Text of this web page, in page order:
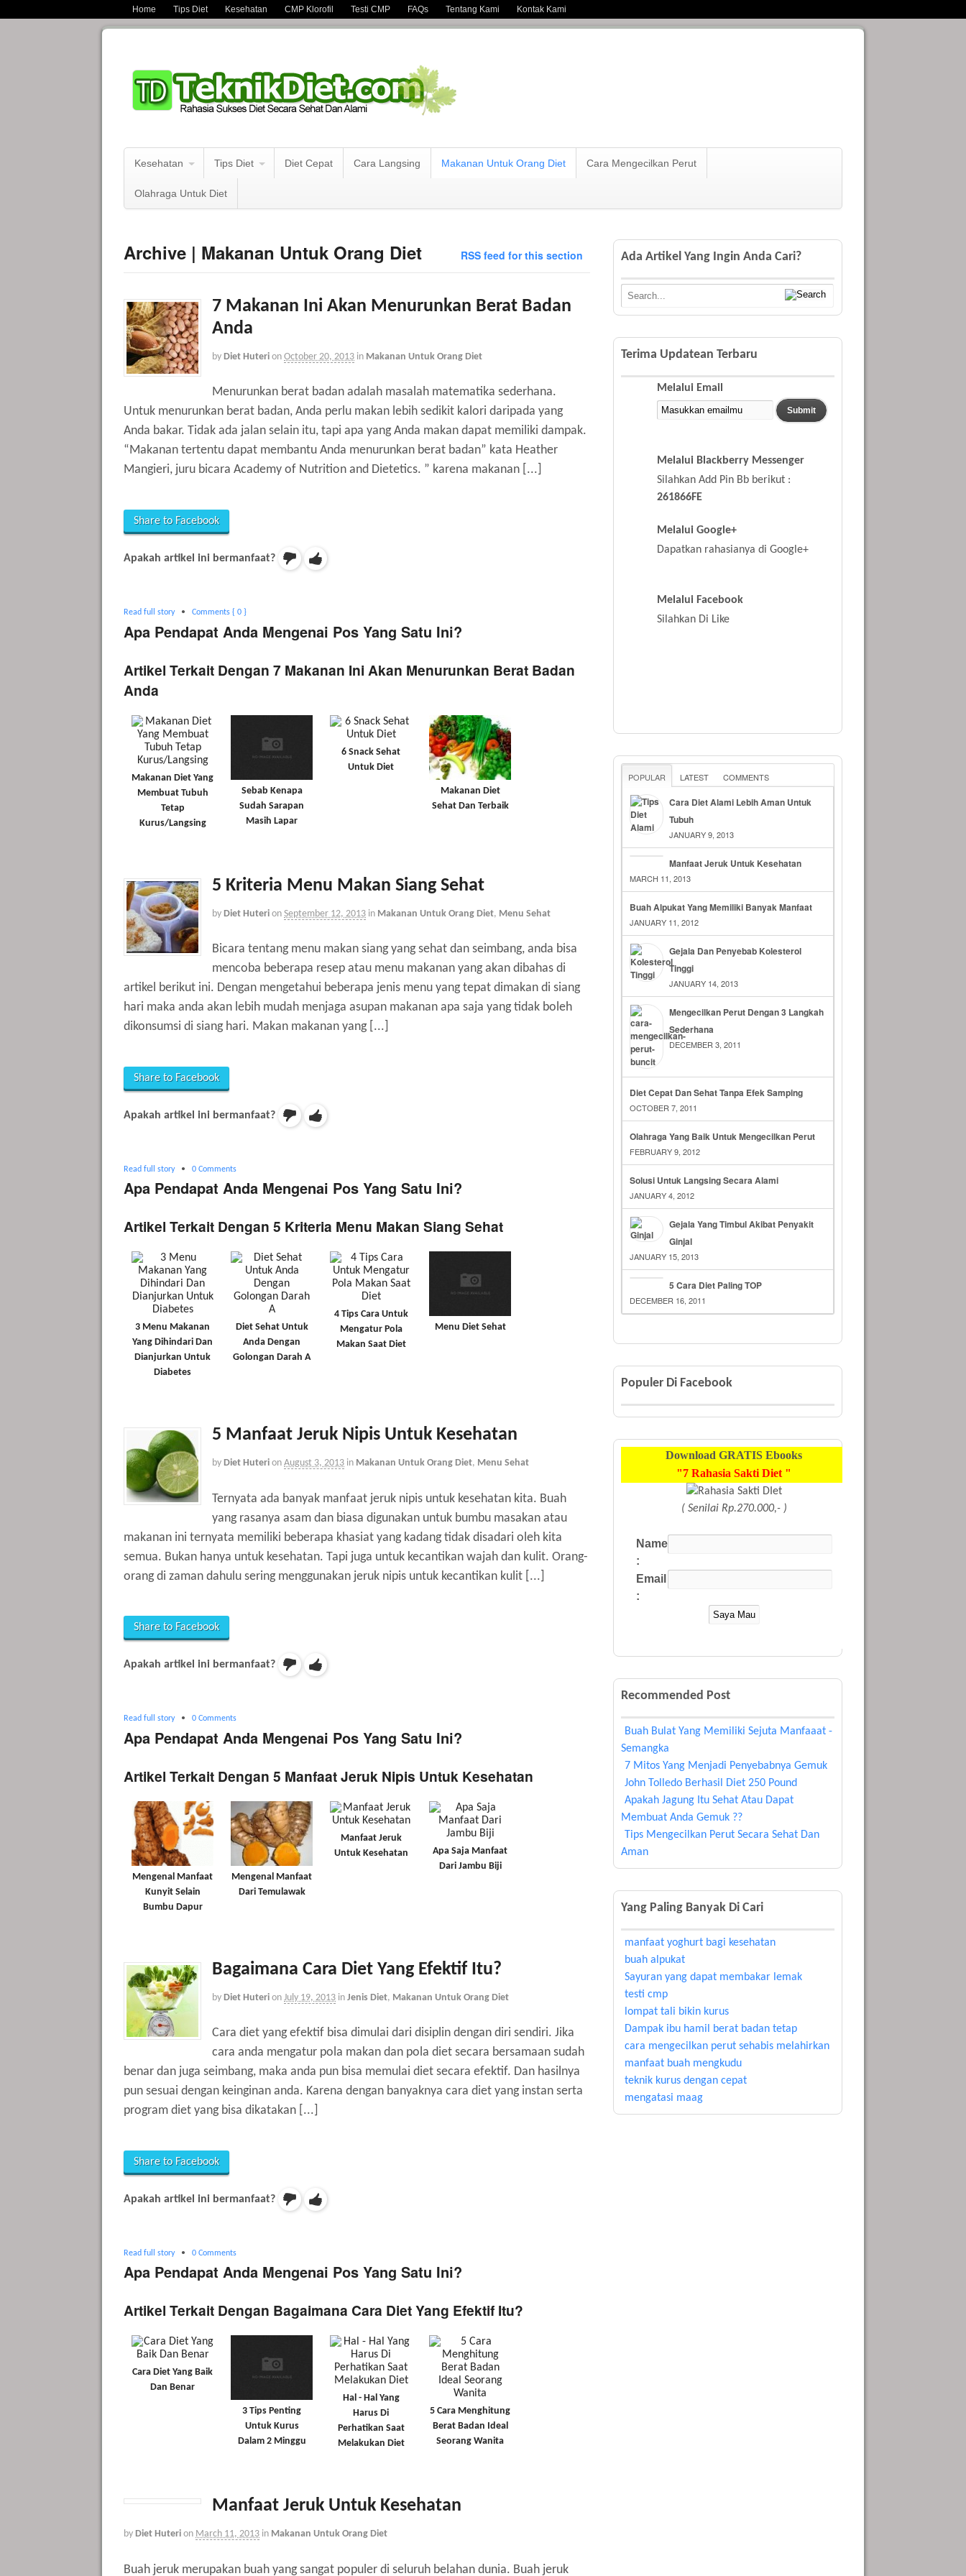
Home Tips Diet Kesehatan CMP Klorofil Testi CMP FAQs Tentang Kami Kontak Kami
Kesehatan Tips Diet Diet Cepat Cara Langsing Makanan Untuk Orang Diet Cara Mengecilkan Perut
Olahraga Untuk Diet
Archive | Makanan Untuk Orang Diet RSS feed for this section
7 Makanan Ini Akan Menurunkan Berat Badan
Anda
by Diet Huteri on October 20, 2013 in Makanan Untuk Orang Diet
Menurunkan berat badan adalah masalah matematika sederhana.
Untuk menurunkan berat badan, Anda perlu makan lebih sedikit kalori daripada yang
Anda bakar. Tidak ada jalan selain itu, tapi apa yang Anda makan dapat memiliki dampak.
“Makanan tertentu dapat membantu Anda menurunkan berat badan” kata Heather
Mangieri, juru bicara Academy of Nutrition and Dietetics. ” karena makanan [...]
Share to Facebook
Apakah artikel ini bermanfaat?
Read full story • Comments { 0 }
Apa Pendapat Anda Mengenai Pos Yang Satu Ini?
Artikel Terkait Dengan 7 Makanan Ini Akan Menurunkan Berat Badan
Anda
Makanan Diet Yang
Membuat Tubuh
Tetap
Kurus/Langsing
Sebab Kenapa
Sudah Sarapan
Masih Lapar
6 Snack Sehat
Untuk Diet
Makanan Diet
Sehat Dan Terbaik
5 Kriteria Menu Makan Siang Sehat
by Diet Huteri on September 12, 2013 in Makanan Untuk Orang Diet, Menu Sehat
Bicara tentang menu makan siang yang sehat dan seimbang, anda bisa
mencoba beberapa resep atau menu makanan yang akan dibahas di
artikel berikut ini. Dengan mengetahui beberapa jenis menu yang tepat dimakan di siang
hari maka anda akan lebih mudah menjaga asupan makanan apa saja yang tidak boleh
dikonsumsi di siang hari. Makan makanan yang [...]
Share to Facebook
Apakah artikel ini bermanfaat?
Read full story • 0 Comments
Apa Pendapat Anda Mengenai Pos Yang Satu Ini?
Artikel Terkait Dengan 5 Kriteria Menu Makan Siang Sehat
3 Menu Makanan
Yang Dihindari Dan
Dianjurkan Untuk
Diabetes
Diet Sehat Untuk
Anda Dengan
Golongan Darah A
4 Tips Cara Untuk
Mengatur Pola
Makan Saat Diet
Menu Diet Sehat
5 Manfaat Jeruk Nipis Untuk Kesehatan
by Diet Huteri on August 3, 2013 in Makanan Untuk Orang Diet, Menu Sehat
Ternyata ada banyak manfaat jeruk nipis untuk kesehatan kita. Buah
yang rasanya asam dan biasa digunakan untuk bumbu masakan atau
makanan ini ternyata memiliki beberapa khasiat yang kadang tidak disadari oleh kita
semua. Bukan hanya untuk kesehatan. Tapi juga untuk kecantikan wajah dan kulit. Orang-
orang di zaman dahulu sering menggunakan jeruk nipis untuk kecantikan kulit [...]
Share to Facebook
Apakah artikel ini bermanfaat?
Read full story • 0 Comments
Apa Pendapat Anda Mengenai Pos Yang Satu Ini?
Artikel Terkait Dengan 5 Manfaat Jeruk Nipis Untuk Kesehatan
Mengenal Manfaat
Kunyit Selain
Bumbu Dapur
Mengenal Manfaat
Dari Temulawak
Manfaat Jeruk
Untuk Kesehatan
Apa Saja Manfaat
Dari Jambu Biji
Bagaimana Cara Diet Yang Efektif Itu?
by Diet Huteri on July 19, 2013 in Jenis Diet, Makanan Untuk Orang Diet
Cara diet yang efektif bisa dimulai dari disiplin dengan diri sendiri. Jika
cara anda mengatur pola makan dan pola diet secara bersamaan sudah
benar dan juga seimbang, maka anda pun bisa memulai diet secara efektif. Dan hasilnya
pun sesuai dengan keinginan anda. Karena dengan banyaknya cara diet yang instan serta
program diet yang bisa dikatakan [...]
Share to Facebook
Apakah artikel ini bermanfaat?
Read full story • 0 Comments
Apa Pendapat Anda Mengenai Pos Yang Satu Ini?
Artikel Terkait Dengan Bagaimana Cara Diet Yang Efektif Itu?
Cara Diet Yang Baik
Dan Benar
3 Tips Penting
Untuk Kurus
Dalam 2 Minggu
Hal - Hal Yang
Harus Di
Perhatikan Saat
Melakukan Diet
5 Cara Menghitung
Berat Badan Ideal
Seorang Wanita
Manfaat Jeruk Untuk Kesehatan
by Diet Huteri on March 11, 2013 in Makanan Untuk Orang Diet
Buah jeruk merupakan buah yang sangat populer di seluruh belahan dunia. Buah jeruk
Ada Artikel Yang Ingin Anda Cari?
Terima Updatean Terbaru
Melalui Email
Melalui Blackberry Messenger
Silahkan Add Pin Bb berikut :
261866FE
Melalui Google+
Dapatkan rahasianya di Google+
Melalui Facebook
Silahkan Di Like
POPULAR LATEST COMMENTS
Cara Diet Alami Lebih Aman Untuk
Tubuh
JANUARY 9, 2013
Manfaat Jeruk Untuk Kesehatan
MARCH 11, 2013
Buah Alpukat Yang Memiliki Banyak Manfaat
JANUARY 11, 2012
Gejala Dan Penyebab Kolesterol
Tinggi
JANUARY 14, 2013
Mengecilkan Perut Dengan 3 Langkah
Sederhana
DECEMBER 3, 2011
Diet Cepat Dan Sehat Tanpa Efek Samping
OCTOBER 7, 2011
Olahraga Yang Baik Untuk Mengecilkan Perut
FEBRUARY 9, 2012
Solusi Untuk Langsing Secara Alami
JANUARY 4, 2012
Gejala Yang Timbul Akibat Penyakit
Ginjal
JANUARY 15, 2013
5 Cara Diet Paling TOP
DECEMBER 16, 2011
Populer Di Facebook
DownloadGRATIS Ebooks
"7 Rahasia Sakti Diet "
( Senilai Rp.270.000,- )
Name
:
Email
:
Recommended Post
Buah Bulat Yang Memiliki Sejuta Manfaaat -
Semangka
7 Mitos Yang Menjadi Penyebabnya Gemuk
John Tolledo Berhasil Diet 250 Pound
Apakah Jagung Itu Sehat Atau Dapat
Membuat Anda Gemuk ??
Tips Mengecilkan Perut Secara Sehat Dan
Aman
Yang Paling Banyak Di Cari
manfaat yoghurt bagi kesehatan
buah alpukat
Sayuran yang dapat membakar lemak
testi cmp
lompat tali bikin kurus
Dampak ibu hamil berat badan tetap
cara mengecilkan perut sehabis melahirkan
manfaat buah mengkudu
teknik kurus dengan cepat
mengatasi maag